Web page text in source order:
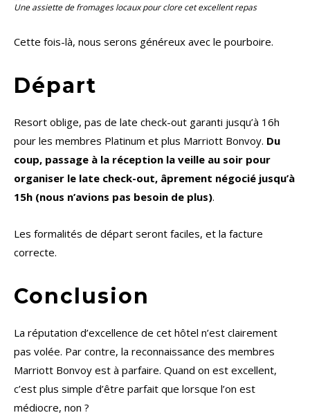
Une assiette de fromages locaux pour clore cet excellent repas
Cette fois-là, nous serons généreux avec le pourboire.
Départ
Resort oblige, pas de late check-out garanti jusqu’à 16h
pour les membres Platinum et plus Marriott Bonvoy. Du
coup, passage à la réception la veille au soir pour
organiser le late check-out, âprement négocié jusqu’à
15h (nous n’avions pas besoin de plus).
Les formalités de départ seront faciles, et la facture
correcte.
Conclusion
La réputation d’excellence de cet hôtel n’est clairement
pas volée. Par contre, la reconnaissance des membres
Marriott Bonvoy est à parfaire. Quand on est excellent,
c’est plus simple d’être parfait que lorsque l’on est
médiocre, non ?